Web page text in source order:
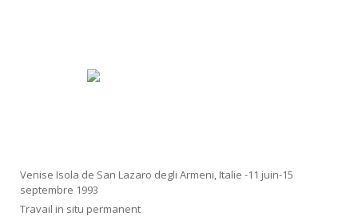
Venise Isola de San Lazaro degli Armeni, Italie -11 juin-15
septembre 1993
Travail in situ permanent